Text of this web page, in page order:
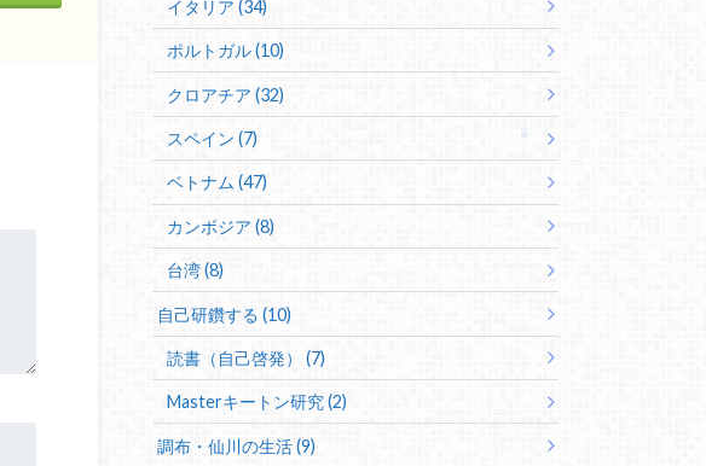
イタリア (34)
ポルトガル (10)
クロアチア (32)
スペイン (7)
ベトナム (47)
カンボジア (8)
台湾 (8)
自己研鑽する (10)
読書（自己啓発） (7)
Masterキートン研究 (2)
調布・仙川の生活 (9)